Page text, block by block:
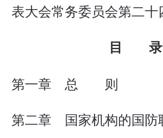
表大会常务委员会第二十
目 录
第一章 总 则
第二章 国家机构的国防